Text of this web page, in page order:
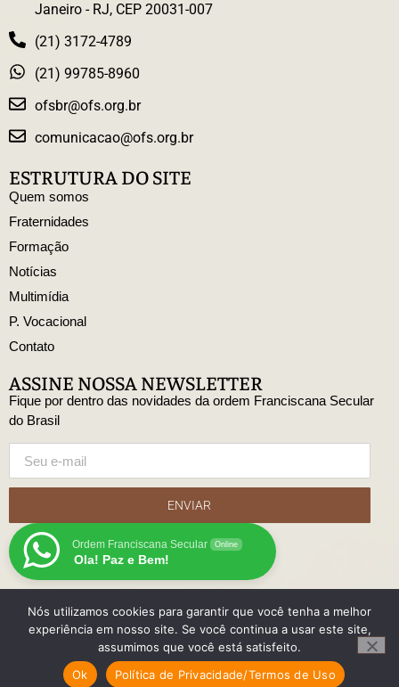
Janeiro - RJ, CEP 20031-007
(21) 3172-4789
(21) 99785-8960
ofsbr@ofs.org.br
comunicacao@ofs.org.br
ESTRUTURA DO SITE
Quem somos
Fraternidades
Formação
Notícias
Multimídia
P. Vocacional
Contato
ASSINE NOSSA NEWSLETTER
Fique por dentro das novidades da ordem Franciscana Secular
do Brasil
ENVIAR
Ordem Franciscana Secular Online
Ola! Paz e Bem!
© Copyright Ordem Franciscana Secular do Brasil
Nós utilizamos cookies para garantir que você tenha a melhor
experiência em nosso site. Se você continua a usar este site,
assumimos que você está satisfeito.
Ok
Política de Privacidade/Termos de Uso